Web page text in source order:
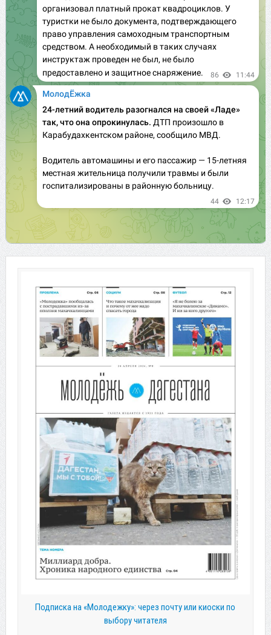
Подписка на «Молодежку»: через почту или киоски по
выбору читателя